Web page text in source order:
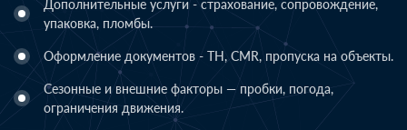
Дополнительные услуги - страхование, сопровождение,
упаковка, пломбы.
Оформление документов - ТН, CMR, пропуска на объекты.
Сезонные и внешние факторы — пробки, погода,
ограничения движения.